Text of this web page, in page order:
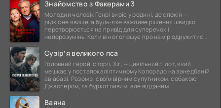
Знайомство з Факерами 3
Молодий чоловік Генрі виріс у родині, де спокій —
рідкісне явище, а будь-яке важливе рішення швидко
перетворюється на привід для суперечок і
непорозумінь. Коли він оголошує про намір одружитися,
Сузір’я великого пса
Головний герой історії, Хіг, — цивільний пілот, який
мешкає у постапокаліптичному Колорадо на занедбаній
авіабазі. Разом зі своїм вірним супутником, собакою
Джаспером, та буркотливим, але відданим
Ваяна